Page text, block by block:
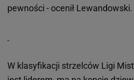
pewności - ocenił Lewandowski.
W klasyfikacji strzelców Ligi